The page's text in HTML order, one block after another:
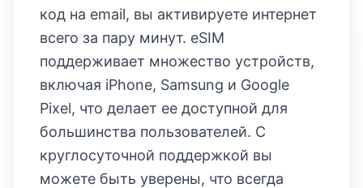
код на email, вы активируете интернет
всего за пару минут. eSIM
поддерживает множество устройств,
включая iPhone, Samsung и Google
Pixel, что делает ее доступной для
большинства пользователей. С
круглосуточной поддержкой вы
можете быть уверены, что всегда